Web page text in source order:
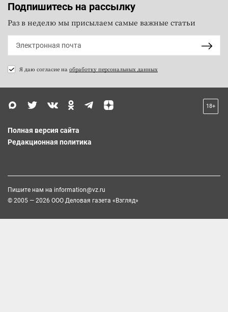
Подпишитесь на рассылку
Раз в неделю мы присылаем самые важные статьи
Я даю согласие на обработку персональных данных
18+
Полная версия сайта
Редакционная политика
Пишите нам на information@vz.ru
© 2005 — 2026 ООО Деловая газета «Взгляд»